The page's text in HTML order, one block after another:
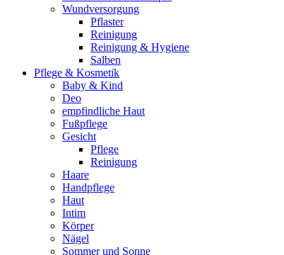
Wundversorgung
Pflaster
Reinigung
Reinigung & Hygiene
Salben
Pflege & Kosmetik
Baby & Kind
Deo
empfindliche Haut
Fußpflege
Gesicht
Pflege
Reinigung
Haare
Handpflege
Haut
Intim
Körper
Nägel
Sommer und Sonne